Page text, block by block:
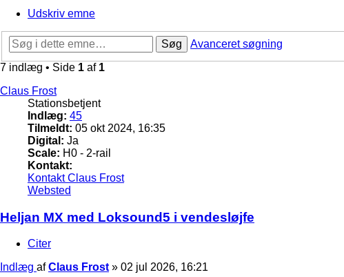
Udskriv emne
Søg
Avanceret søgning
7 indlæg • Side 1 af 1
Claus Frost
Stationsbetjent
Indlæg: 45
Tilmeldt: 05 okt 2024, 16:35
Digital: Ja
Scale: H0 - 2-rail
Kontakt:
Kontakt Claus Frost
Websted
Heljan MX med Loksound5 i vendesløjfe
Citer
Indlæg afClaus Frost » 02 jul 2026, 16:21